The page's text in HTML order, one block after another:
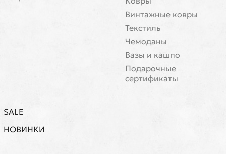
Винтажные ковры
Текстиль
Чемоданы
Вазы и кашпо
Подарочные
сертификаты
SALE
НОВИНКИ